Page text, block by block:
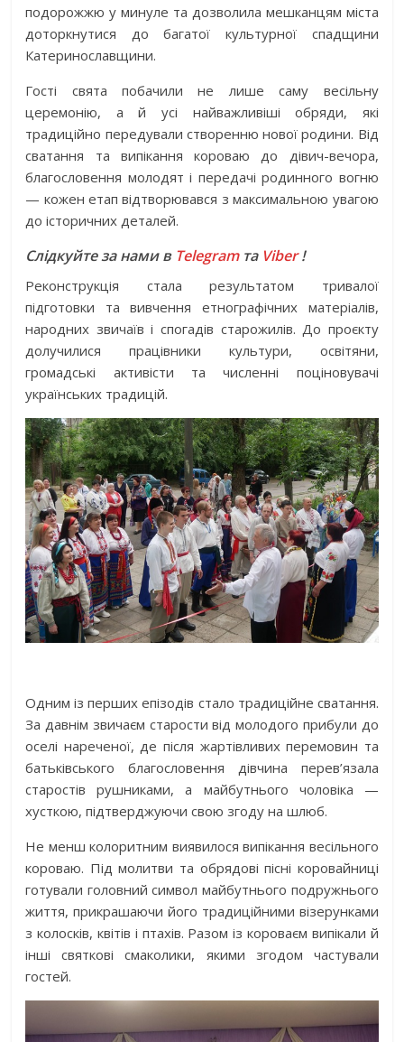
подорожжю у минуле та дозволила мешканцям міста
доторкнутися до багатої культурної спадщини
Катеринославщини.
Гості свята побачили не лише саму весільну
церемонію, а й усі найважливіші обряди, які
традиційно передували створенню нової родини. Від
сватання та випікання короваю до дівич-вечора,
благословення молодят і передачі родинного вогню
— кожен етап відтворювався з максимальною увагою
до історичних деталей.
Слідкуйте за нами в Telegramта Viber!
Реконструкція стала результатом тривалої
підготовки та вивчення етнографічних матеріалів,
народних звичаїв і спогадів старожилів. До проєкту
долучилися працівники культури, освітяни,
громадські активісти та численні поціновувачі
українських традицій.
Одним із перших епізодів стало традиційне сватання.
За давнім звичаєм старости від молодого прибули до
оселі нареченої, де після жартівливих перемовин та
батьківського благословення дівчина перев’язала
старостів рушниками, а майбутнього чоловіка —
хусткою, підтверджуючи свою згоду на шлюб.
Не менш колоритним виявилося випікання весільного
короваю. Під молитви та обрядові пісні коровайниці
готували головний символ майбутнього подружнього
життя, прикрашаючи його традиційними візерунками
з колосків, квітів і птахів. Разом із короваєм випікали й
інші святкові смаколики, якими згодом частували
гостей.